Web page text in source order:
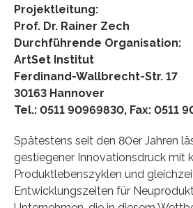
Projektleitung:
Prof. Dr. Rainer Zech
Durchführende Organisation:
ArtSet Institut
Ferdinand-Wallbrecht-Str. 17
30163 Hannover
Tel.: 0511 90969830, Fax: 0511
Spätestens seit den 80er Jahren
gestiegener Innovationsdruck mit
Produktlebenszyklen und
Entwicklungszeiten für